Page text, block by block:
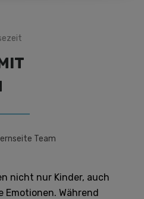
Team
nicht nur Kinder, auch
Emotionen. Während